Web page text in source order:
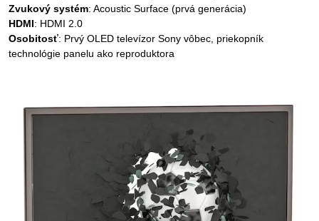
Zvukový systém: Acoustic Surface (prvá generácia)
HDMI: HDMI 2.0
Osobitosť: Prvý OLED televízor Sony vôbec, priekopník
technológie panelu ako reproduktora